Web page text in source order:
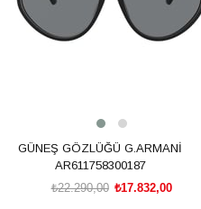
GÜNEŞ GÖZLÜĞÜ G.ARMANİ
AR611758300187
₺17.832,00
₺22.290,00